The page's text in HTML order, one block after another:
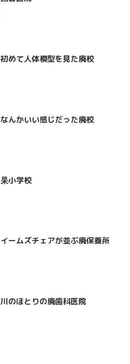
初めて人体模型を見た廃校
なんかいい感じだった廃校
杲小学校
イームズチェアが並ぶ廃保養所
川のほとりの廃歯科医院